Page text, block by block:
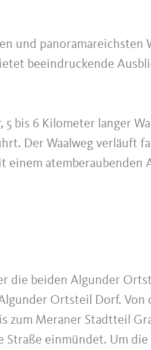
und panoramareichsten
beeindruckende
bis 6 Kilometer langer
Der Waalweg verläuft
einem atemberaubenden
die beiden Algunder
Ortsteil Dorf. Von
zum Meraner Stadtteil
einmündet. Um die